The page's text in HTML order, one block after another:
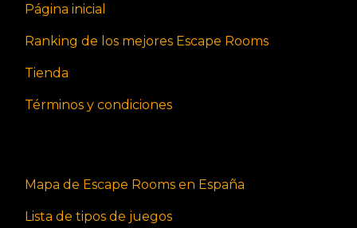
Página inicial
Ranking de los mejores Escape Rooms
Tienda
Términos y condiciones
Mapa de Escape Rooms en España
Lista de tipos de juegos